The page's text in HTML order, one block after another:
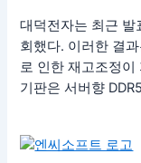
대덕전자는 최근
회했다. 이러한 결
로 인한 재고조정
기판은 서버향